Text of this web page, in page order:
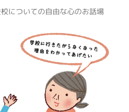
についての自由な心のお話場